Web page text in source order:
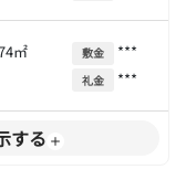
㎡ 敷金 ***
礼金 ***
する